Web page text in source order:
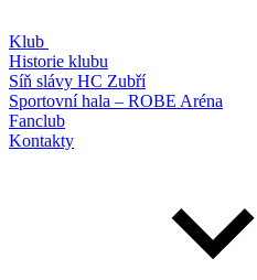
Klub
Historie klubu
Síň slávy HC Zubří
Sportovní hala – ROBE Aréna
Fanclub
Kontakty